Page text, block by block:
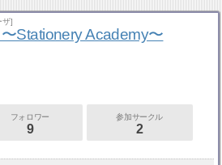
ザ]
Stationery Academy〜
フォロワー
9
参加サークル
2